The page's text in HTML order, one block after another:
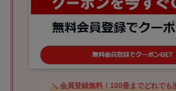
＼ 会員登録無料！100冊までどれでも